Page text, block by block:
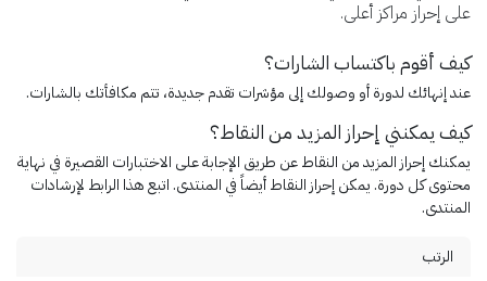
على إحراز مراكز أعلى.
كيف أقوم باكتساب الشارات؟
عند إنهائك لدورة أو وصولك إلى مؤشرات تقدم جديدة، تتم مكافأتك بالشارات.
كيف يمكنني إحراز المزيد من النقاط؟
يمكنك إحراز المزيد من النقاط عن طريق الإجابة على الاختبارات القصيرة في نهاية
محتوى كل دورة. يمكن إحراز النقاط أيضاً في المنتدى. اتبع هذا الرابط لإرشادات
المنتدى.
الرتب